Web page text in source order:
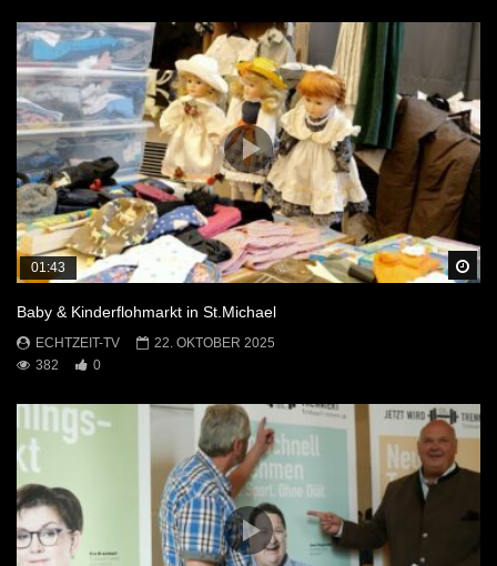
01:43
Baby & Kinderflohmarkt in St.Michael
ECHTZEIT-TV
22. OKTOBER 2025
382
0